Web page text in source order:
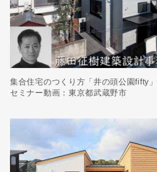
集合住宅のつくり方「井の頭公園fifty
セミナー動画：東京都武蔵野市